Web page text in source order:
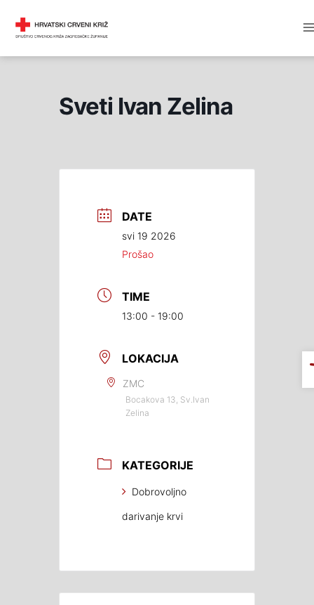
Sveti Ivan Zelina
DATE
svi 19 2026
Prošao
TIME
13:00 - 19:00
LOKACIJA
ZMC
Bocakova 13, Sv.Ivan
Zelina
KATEGORIJE
Dobrovoljno
darivanje krvi